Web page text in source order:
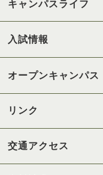
キャンパスライフ
入試情報
オープンキャンパス
リンク
交通アクセス